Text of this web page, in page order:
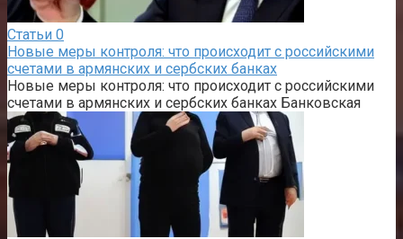
Статьи 0
Новые меры контроля: что происходит с российскими
счетами в армянских и сербских банках
Новые меры контроля: что происходит с российскими
счетами в армянских и сербских банках Банковская